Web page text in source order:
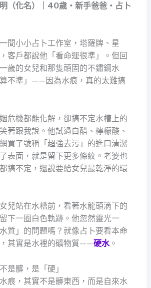
明（化名）｜40歲・新手爸爸・占卜
間小小占卜工作室，塔羅牌、星
客戶都說他「看命運很準」。但回
歲的女兒和那隻頑固的不鏽鋼水
不準」——因為水痕，真的太難搞
危機都能化解，卻搞不定水槽上的
著跟我說。他試過白醋、檸檬酸、
買了號稱「超強去污」的進口清潔
表面，就是留下更多條紋。老婆也
搞不定，還說要給女兒最乾淨的環
兒站在水槽前，看著水龍頭滴下的
下一圈白色軌跡。他忽然靈光一
質」的問題嗎？就像占卜要看本命
其實是水裡的礦物質——硬水。
是髒，是「硬」
痕，其實不是髒東西，而是自來水